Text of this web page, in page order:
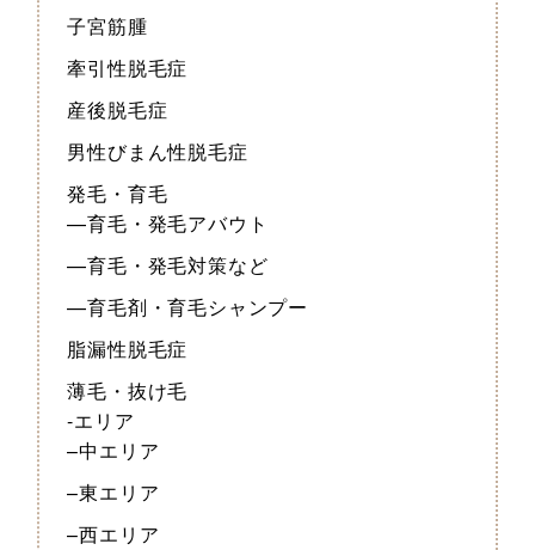
子宮筋腫
牽引性脱毛症
産後脱毛症
男性びまん性脱毛症
発毛・育毛
—育毛・発毛アバウト
—育毛・発毛対策など
—育毛剤・育毛シャンプー
脂漏性脱毛症
薄毛・抜け毛
-エリア
–中エリア
–東エリア
–西エリア